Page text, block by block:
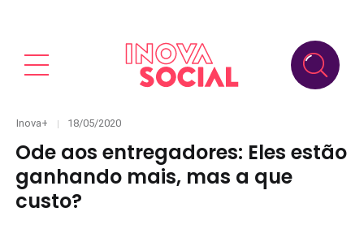
Categories
Inova+
Posted
18/05/2020
Ode aos entregadores: Eles estão
ganhando mais, mas a que
custo?